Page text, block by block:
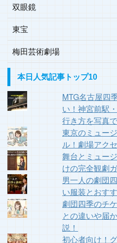
双眼鏡
東宝
梅田芸術劇場
本日人気記事トップ10
MTG名古屋四
い！神宮前駅
行き方を写真
東京のミュー
ル！劇場アク
舞台とミュー
けの完全観劇
男一人の劇団
い服装とおす
劇団四季のチ
との違いや届
説！
初心者向け！